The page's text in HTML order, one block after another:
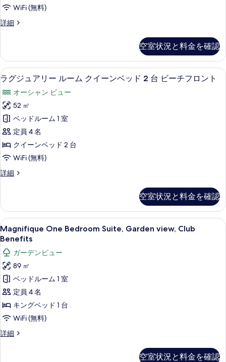
ガ
ー
ビ
ュ
ー
の
す
べ
て
の
写
真
表
示
す
る
ド
台
デ
ン
ビ
ュ
ー
詳
細
ル
ー
ク
イ
ー
ン
ベ
ッ
ド
2
台
ガ
ン
ビ
ュ
ー
の
す
べ
て
の
写
真
WiFi (無料)
詳細
ラ
ア
リ
ー
ー
ム
ク
イ
ー
ン
ベ
ッ
2
ー
デ
ン
ビ
ュ
ー
の
詳
細
空室状況と料金を確認
ラ
グ
ジ
ュ
ア
リ
ー
ル
ー
ク
イ
ー
ン
ベ
ッ
ド
2
台
ビ
ー
ラグジュアリー ルーム クイーンベ
9
ラグジュアリー ルーム クイーンベッド 2 台 ビーチフロント
オーシャン ビュー
52 ㎡
ベッドルーム 1 室
定員 4 名
クイーンベッド 2 台
WiFi (無料)
詳細
ラ
ア
リ
ー
ル
ム
ク
イ
ー
ン
ッ
ド
台
空室状況と料金を確認
Magnifique
One
Bedroom
Suite,
Garden
view,
Club
Benefits
の
す
高級寝具、羽毛の掛け布団、低反発
6
Magnifique One Bedroom Suite, Garden view, Club
Benefits
ガーデンビュー
89 ㎡
ベッドルーム 1 室
定員 4 名
キングベッド 1 台
WiFi (無料)
詳細
Magnifique
空室状況と料金を確認